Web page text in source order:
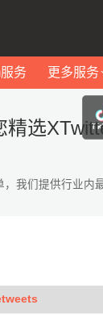
务 更多服务
精选
我们提供行业内